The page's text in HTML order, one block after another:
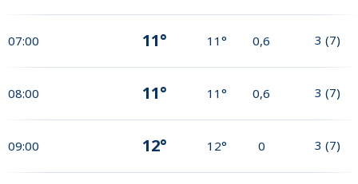
07:00 11° 11° 0,6 3 (7)
08:00 11° 11° 0,6 3 (7)
09:00 12° 12° 0 3 (7)